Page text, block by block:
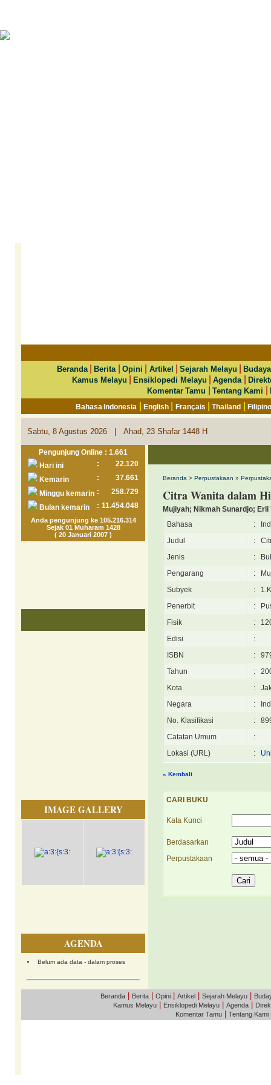
Beranda|Berita Opini Artikel |Sejarah Melayu |
Kamus Melayu
|Ensiklopedi Melayu |Agenda |
Komentar Tamu
|Tentang Kami |
Bahasa Indonesia |English Français |Thailand |
Sabtu, 8 Agustus 2026 | Ahad, 23 Shafar 1448 H
Pengunjung Online : 1.661
Hari ini
:
22.120
Kemarin
:
37.661
Minggu kemarin :
258.729
Bulan kemarin
: 11.454.048
Anda pengunjung ke 105.216.314
Sejak 01 Muharam 1428
( 20 Januari 2007 )
IMAGE GALLERY
AGENDA
Belum ada data - dalam proses
Beranda > Perpustakaan »
Citra Wanita dalam
Mujiyah; Nikmah Sunardjo; Erli
Bahasa
:
Judul
:
Jenis
:
Pengarang
:
Subyek
:
Penerbit
:
Fisik
:
Edisi
:
ISBN
:
Tahun
:
Kota
:
Negara
:
No. Klasifikasi
:
Catatan Umum
:
Lokasi (URL)
:
« Kembali
CARI BUKU
Kata Kunci
Berdasarkan
Perpustakaan
Beranda Berita Opini Artikel Sejarah Melayu
Kamus Melayu
Ensiklopedi Melayu Agenda
Komentar Tamu
Tentang Kami